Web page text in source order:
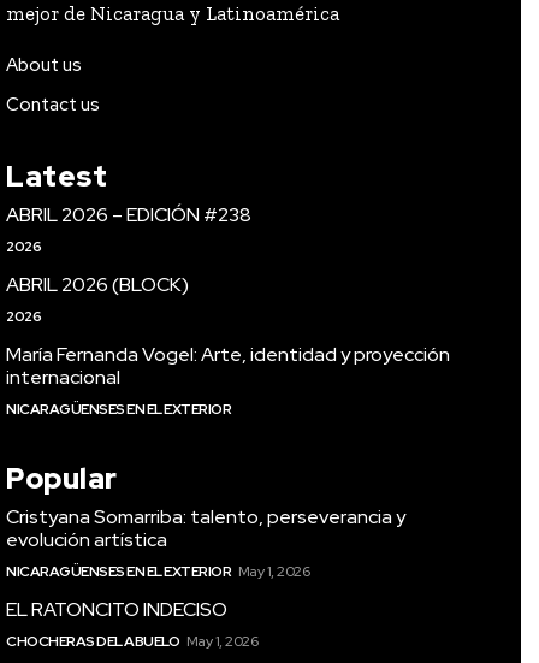
mejor de Nicaragua y Latinoamérica
About us
Contact us
Latest
ABRIL 2026 – EDICIÓN #238
2026
ABRIL 2026 (BLOCK)
2026
María Fernanda Vogel: Arte, identidad y proyección
internacional
NICARAGÜENSES EN EL EXTERIOR
Popular
Cristyana Somarriba: talento, perseverancia y
evolución artística
NICARAGÜENSES EN EL EXTERIOR May 1, 2026
EL RATONCITO INDECISO
CHOCHERAS DEL ABUELO May 1, 2026